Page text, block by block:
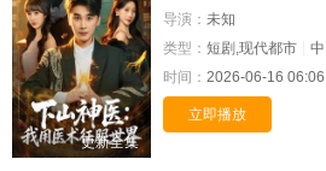
更新全集
导演： 未知
类型： 短剧,现代都市
时间： 2026-06-16
立即播放